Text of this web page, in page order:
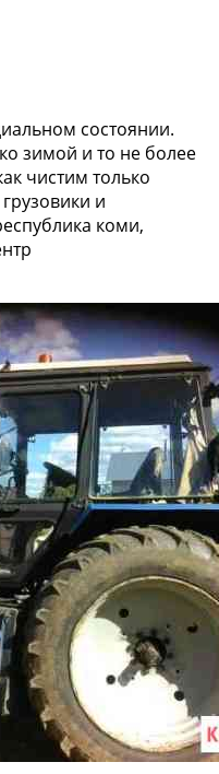
состоянии.
зимой и то не более
чистим только
и
коми,